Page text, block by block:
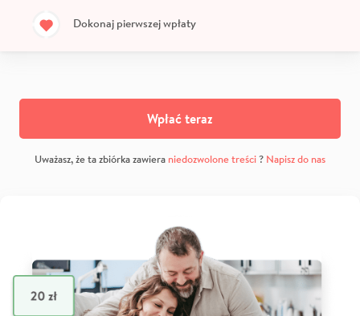
Dokonaj pierwszej wpłaty
Wpłać teraz
Uważasz, że ta zbiórka zawiera niedozwolone treści? Napisz do nas